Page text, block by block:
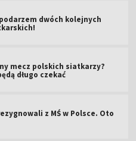
dwóch kolejnych
mecz polskich siatkarzy?
długo czekać
z MŚ w Polsce. Oto